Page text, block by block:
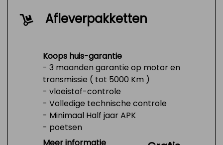
Afleverpakketten
Koops huis-garantie
- 3 maanden garantie op motor en
transmissie ( tot 5000 Km )
- vloeistof-controle
- Volledige technische controle
- Minimaal Half jaar APK
- poetsen
- Tank 1/4 vol